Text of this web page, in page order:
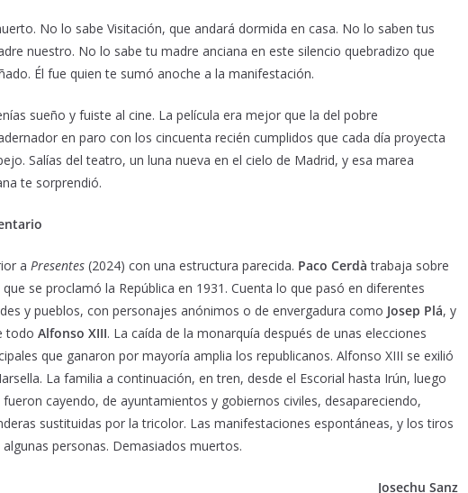
No lo sabe Visitación, que andará dormida en casa. No lo saben tus
nuestro. No lo sabe tu madre anciana en este silencio quebradizo que
Él fue quien te sumó anoche a la manifestación.
sueño y fuiste al cine. La película era mejor que la del pobre
en paro con los cincuenta recién cumplidos que cada día proyecta
Salías del teatro, un luna nueva en el cielo de Madrid, y esa marea
te sorprendió.
a Presentes (2024) con una estructura parecida. Paco Cerdà trabaja sobre
que se proclamó la República en 1931. Cuenta lo que pasó en diferentes
y pueblos, con personajes anónimos o de envergadura como Josep Plá, y
todo Alfonso XIII. La caída de la monarquía después de unas elecciones
que ganaron por mayoría amplia los republicanos. Alfonso XIII se exilió
La familia a continuación, en tren, desde el Escorial hasta Irún, luego
cayendo, de ayuntamientos y gobiernos civiles, desapareciendo,
sustituidas por la tricolor. Las manifestaciones espontáneas, y los tiros
personas. Demasiados muertos.
Josechu Sanz